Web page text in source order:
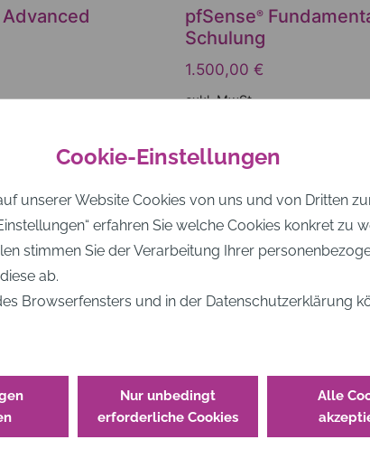
Cookie-Einstellungen
unserer Website Cookies von uns und von Dritten
erfahren Sie welche Cookies konkret zu
stimmen Sie der Verarbeitung Ihrer
ab.
Browserfensters und in der Datenschutzerklärung
Nur unbedingt
erforderliche Cookies
Alle
pfSense®
Schulung
1.500,00€
exkl. MwSt.
Mehr erfahren